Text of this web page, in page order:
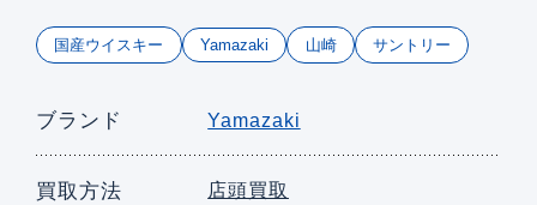
国産ウイスキー Yamazaki 山崎 サントリー
ブランド Yamazaki
買取方法 店頭買取